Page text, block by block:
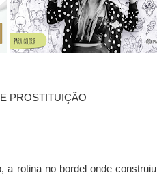
PROSTITUIÇÃO
a rotina no bordel onde